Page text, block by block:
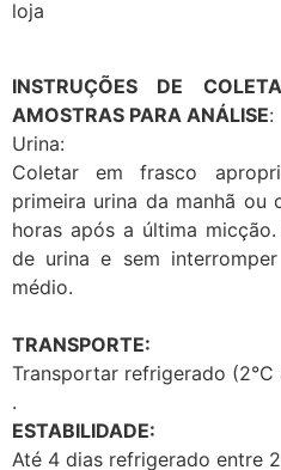
loja
INSTRUÇÕES DE
AMOSTRAS PARA ANÁLISE:
Urina:
Coletar em frasco
primeira urina da manhã
horas após a última
de urina e sem
médio.
TRANSPORTE:
Transportar refrigerado (2°C
.
ESTABILIDADE:
Até 4 dias refrigerado entre